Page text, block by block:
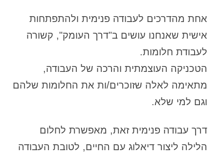
אחת מהדרכים לעבודה פנימית ולהתפתחות
אישית שאנחנו עושים ב"דרך העומק", קשורה
לעבודת חלומות.
הטכניקה העוצמתית והרכה של העבודה,
מתאימה לאלה שזוכרים/ות את החלומות שלהם
וגם למי שלא.
דרך עבודה פנימית זאת, מאפשרת לחלום
הלילה ליצור דיאלוג עם החיים, לטובת העבודה